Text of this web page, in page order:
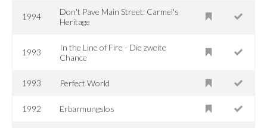
1994
Don't Pave Main Street: Carmel's
Heritage
1993
In the Line of Fire - Die zweite
Chance
1993 Perfect World
1992 Erbarmungslos